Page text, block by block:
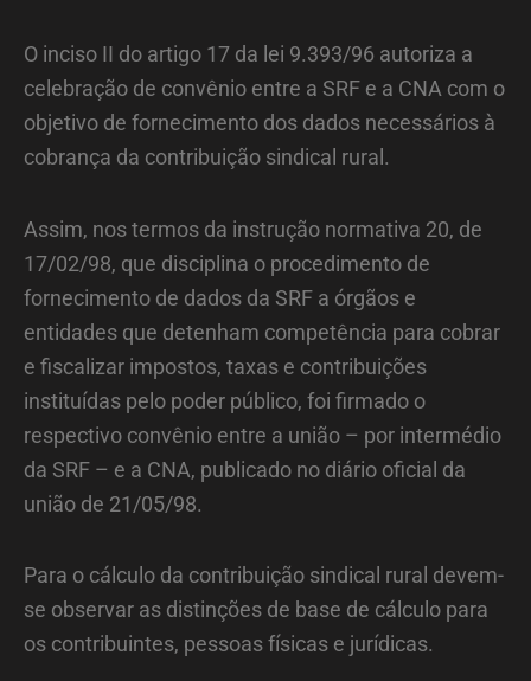
O inciso II do artigo 17 da lei 9.393/96 autoriza a
celebração de convênio entre a SRF e a CNA com o
objetivo de fornecimento dos dados necessários à
cobrança da contribuição sindical rural.
Assim, nos termos da instrução normativa 20, de
17/02/98, que disciplina o procedimento de
fornecimento de dados da SRF a órgãos e
entidades que detenham competência para cobrar
e fiscalizar impostos, taxas e contribuições
instituídas pelo poder público, foi firmado o
respectivo convênio entre a união – por intermédio
da SRF – e a CNA, publicado no diário oficial da
união de 21/05/98.
Para o cálculo da contribuição sindical rural devem-
se observar as distinções de base de cálculo para
os contribuintes, pessoas físicas e jurídicas.